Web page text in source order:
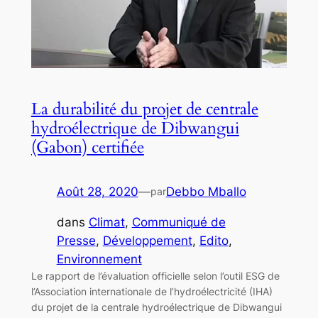
La durabilité du projet de centrale
hydroélectrique de Dibwangui
(Gabon) certifiée
Août 28, 2020—parDebbo Mballo
dans Climat, Communiqué de
Presse, Développement, Edito
Environnement
Le rapport de l’évaluation officielle selon l’outil ESG de
l’Association internationale de l’hydroélectricité (IHA)
du projet de la centrale hydroélectrique de Dibwangui